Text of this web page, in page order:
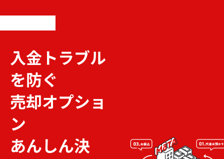
入金トラブル
を防ぐ
売却オプショ
ン
あんしん決